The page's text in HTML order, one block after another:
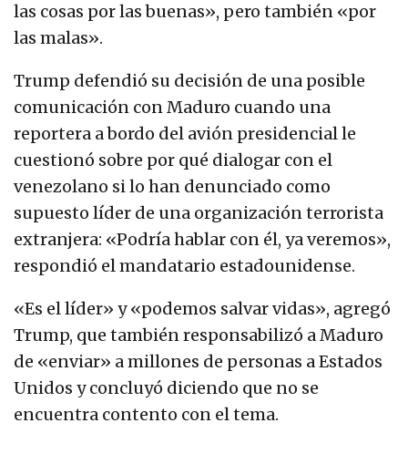
las cosas por las buenas», pero también «por
las malas».
Trump defendió su decisión de una posible
comunicación con Maduro cuando una
reportera a bordo del avión presidencial le
cuestionó sobre por qué dialogar con el
venezolano si lo han denunciado como
supuesto líder de una organización terrorista
extranjera: «Podría hablar con él, ya veremos»,
respondió el mandatario estadounidense.
«Es el líder» y «podemos salvar vidas», agregó
Trump, que también responsabilizó a Maduro
de «enviar» a millones de personas a Estados
Unidos y concluyó diciendo que no se
encuentra contento con el tema.